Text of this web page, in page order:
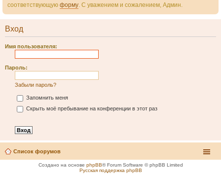
соответствующую форму. С уважением и сожалением, Админ.
Вход
Имя пользователя:
Пароль:
Забыли пароль?
Запомнить меня
Скрыть моё пребывание на конференции в этот раз
Список форумов
Создано на основе phpBB® Forum Software © phpBB Limited
Русская поддержка phpBB